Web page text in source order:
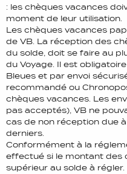
: les chèques vacances
moment de leur utilisation.
Les chèques vacances
de VB. La réception des
du solde, doit se faire au
du Voyage. Il est
Bleues et par envoi
recommandé ou
chèques vacances. Les
pas acceptés), VB ne
cas de non réception due
derniers.
Conformément à la
effectué si le montant des
supérieur au solde à régler.